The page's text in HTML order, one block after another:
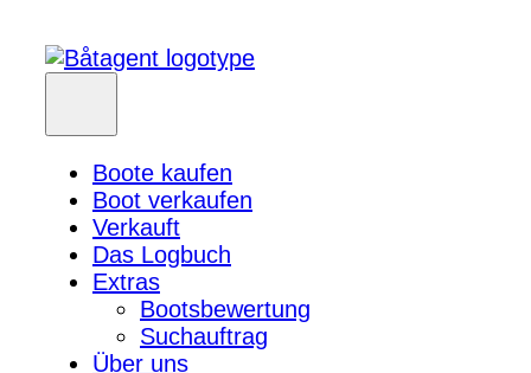
Boote kaufen
Boot verkaufen
Verkauft
Das Logbuch
Extras
Bootsbewertung
Suchauftrag
Über uns